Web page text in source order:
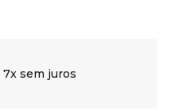
7x sem juros